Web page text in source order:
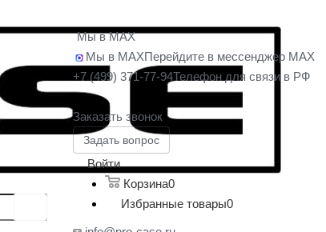
Мы в MAX
Мы в MAXПерейдите в мессенджер MAX
+7 (499) 371-77-94Телефон для связи в РФ
Заказать звонок
Задать вопрос
Войти
Корзина0
Избранные товары0